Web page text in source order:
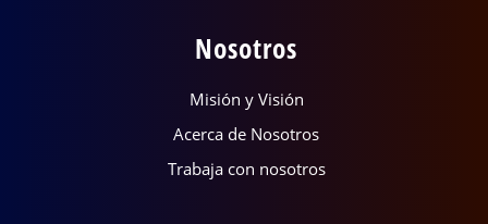
Nosotros
Misión y Visión
Acerca de Nosotros
Trabaja con nosotros